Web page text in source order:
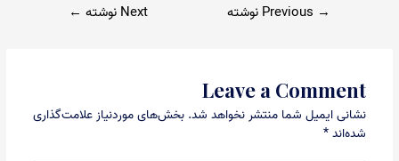
→ Next نوشته ←
Leave a Comment
نشانی ایمیل شما منتشر نخواهد شد. بخش‌های موردنیاز علامت‌گذاری
شده‌اند*